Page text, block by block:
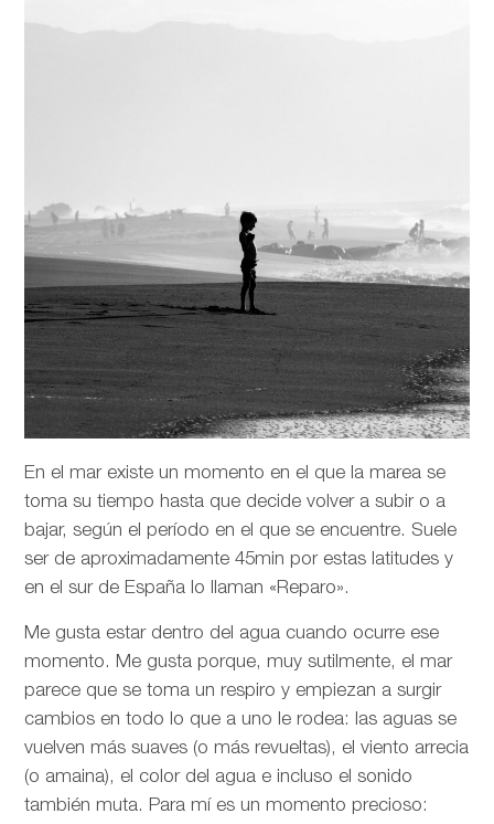
En el mar existe un momento en el que la marea se
toma su tiempo hasta que decide volver a subir o a
bajar, según el período en el que se encuentre. Suele
ser de aproximadamente 45min por estas latitudes y
en el sur de España lo llaman «Reparo».
Me gusta estar dentro del agua cuando ocurre ese
momento. Me gusta porque, muy sutilmente, el mar
parece que se toma un respiro y empiezan a surgir
cambios en todo lo que a uno le rodea: las aguas se
vuelven más suaves (o más revueltas), el viento arrecia
(o amaina), el color del agua e incluso el sonido
también muta. Para mí es un momento precioso: